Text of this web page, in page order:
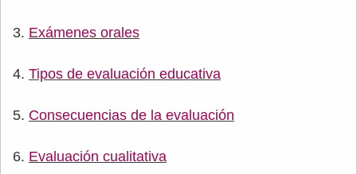
Exámenes orales
Tipos de evaluación educativa
Consecuencias de la evaluación
Evaluación cualitativa